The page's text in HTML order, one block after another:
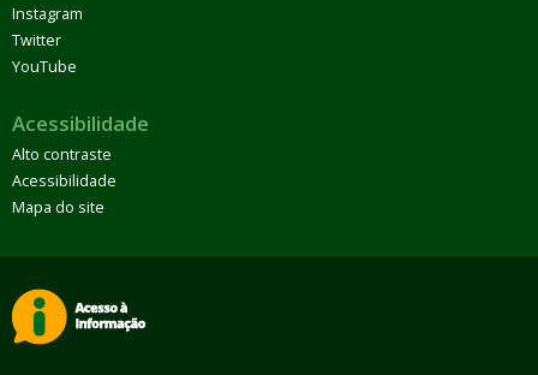
Instagram
Twitter
YouTube
Acessibilidade
Alto contraste
Acessibilidade
Mapa do site